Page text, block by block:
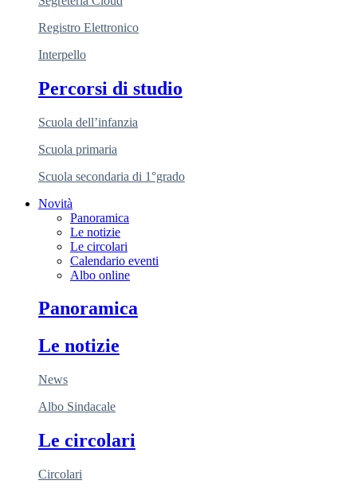
Registro Elettronico
Interpello
Percorsi di studio
Scuola dell’infanzia
Scuola primaria
Scuola secondaria di 1°grado
Novità
Panoramica
Le notizie
Le circolari
Calendario eventi
Albo online
Panoramica
Le notizie
News
Albo Sindacale
Le circolari
Circolari